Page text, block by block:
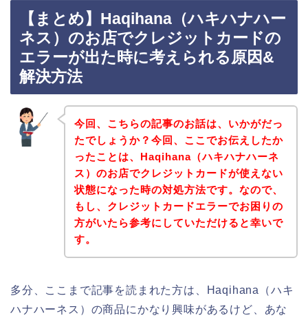
【まとめ】Haqihana（ハキハナハー
ネス）のお店でクレジットカードの
エラーが出た時に考えられる原因&
解決方法
今回、こちらの記事のお話は、いかがだっ
たでしょうか？今回、ここでお伝えしたか
ったことは、Haqihana（ハキハナハーネ
ス）のお店でクレジットカードが使えない
状態になった時の対処方法です。なので、
もし、クレジットカードエラーでお困りの
方がいたら参考にしていただけると幸いで
す。
多分、ここまで記事を読まれた方は、Haqihana（ハキ
ハナハーネス）の商品にかなり興味があるけど、あな